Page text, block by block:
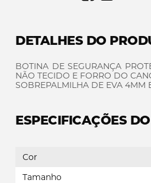
DETALHES DO
BOTINA DE SEGURANÇA
NÃO TECIDO E FORRO DO
SOBREPALMILHA DE EVA 4MM
ESPECIFICAÇÕES
Cor
Tamanho